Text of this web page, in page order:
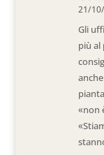
21/
Gli
più al
«non